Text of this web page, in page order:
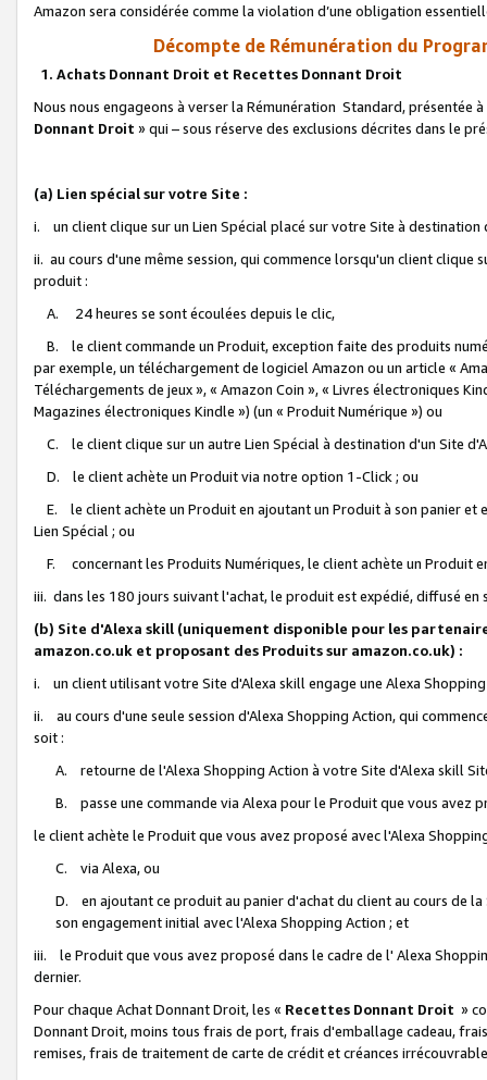
Amazon sera considérée comme la violation d’une obligation
Décompte de Rémunération du
1. Achats Donnant Droit et Recettes Donnant Droit
Nous nous engageons à verser la Rémunération Standard, présentée
Donnant Droit » qui – sous réserve des exclusions décrites dans le
(a) Lien spécial sur votre Site :
i. un client clique sur un Lien Spécial placé sur votre Site à destination
ii. au cours d'une même session, qui commence lorsqu'un client
produit :
A. 24 heures se sont écoulées depuis le clic,
B. le client commande un Produit, exception faite des produits
par exemple, un téléchargement de logiciel Amazon ou un article «
Téléchargements de jeux », « Amazon Coin », « Livres électroniques
Magazines électroniques Kindle ») (un « Produit Numérique ») ou
C. le client clique sur un autre Lien Spécial à destination d'un Site
D. le client achète un Produit via notre option 1-Click ; ou
E. le client achète un Produit en ajoutant un Produit à son panier et
Lien Spécial ; ou
F. concernant les Produits Numériques, le client achète un Produit
iii. dans les 180 jours suivant l'achat, le produit est expédié, diffusé
(b) Site d'Alexa skill (uniquement disponible pour les
amazon.co.uk et proposant des Produits sur amazon.co.uk) :
i. un client utilisant votre Site d'Alexa skill engage une Alexa
ii. au cours d'une seule session d'Alexa Shopping Action, qui
soit :
A. retourne de l'Alexa Shopping Action à votre Site d'Alexa skill
B. passe une commande via Alexa pour le Produit que vous avez
le client achète le Produit que vous avez proposé avec l'Alexa
C. via Alexa, ou
D. en ajoutant ce produit au panier d'achat du client au cours de
son engagement initial avec l'Alexa Shopping Action ; et
iii. le Produit que vous avez proposé dans le cadre de l' Alexa
dernier.
Pour chaque Achat Donnant Droit, les « Recettes Donnant Droit »
Donnant Droit, moins tous frais de port, frais d'emballage cadeau,
remises, frais de traitement de carte de crédit et créances